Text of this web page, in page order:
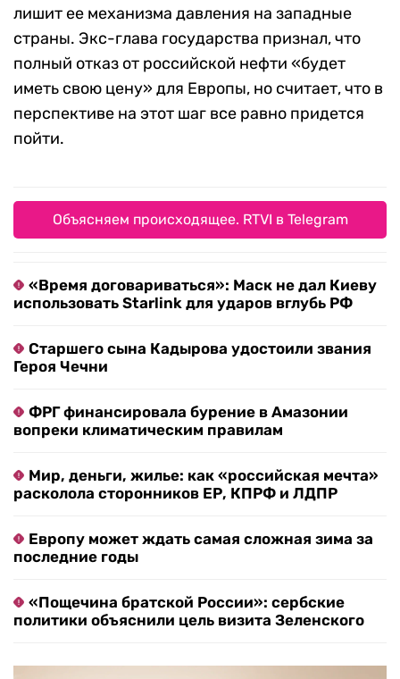
лишит ее механизма давления на западные
страны. Экс-глава государства признал, что
полный отказ от российской нефти «будет
иметь свою цену» для Европы, но считает, что в
перспективе на этот шаг все равно придется
пойти.
Объясняем происходящее. RTVI в Telegram
«Время договариваться»: Маск не дал Киеву
использовать Starlink для ударов вглубь РФ
Старшего сына Кадырова удостоили звания
Героя Чечни
ФРГ финансировала бурение в Амазонии
вопреки климатическим правилам
Мир, деньги, жилье: как «российская мечта»
расколола сторонников ЕР, КПРФ и ЛДПР
Европу может ждать самая сложная зима за
последние годы
«Пощечина братской России»: сербские
политики объяснили цель визита Зеленского